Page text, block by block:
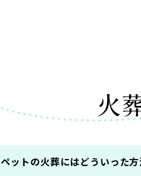
火
ペットの火葬にはどういった